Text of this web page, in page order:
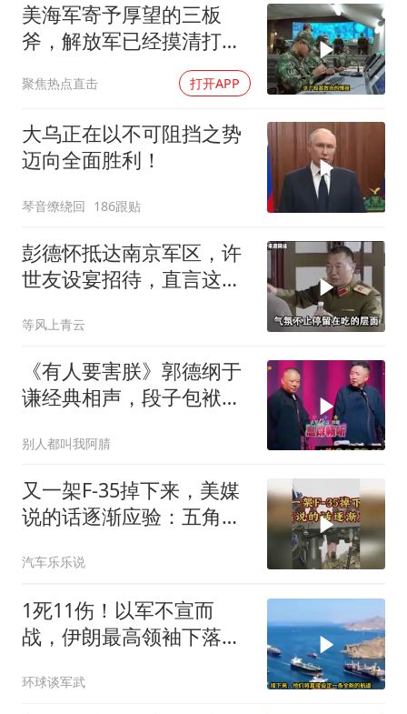
美海军寄予厚望的三板
斧，解放军已经摸清打
法，海空一体联手接下
聚焦热点直击 打开APP
大乌正在以不可阻挡之势
迈向全面胜利！
琴音缭绕回 186跟贴
彭德怀抵达南京军区，许
世友设宴招待，直言这是
等风上青云
《有人要害朕》郭德纲于
谦经典相声，段子包袱满
别人都叫我阿腈
又一架F-35掉下来，美媒
说的话逐渐应验：五角大
汽车乐乐说
1死11伤！以军不宣而
战，伊朗最高领袖下落不
环球谈军武